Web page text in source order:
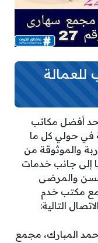
أفضل مكاتب
في حولي كل ما
والموثوقة من
إلى جانب خدمات
السن والمرضى
مع مكتب خدم
التالية:
المبارك، مجمع